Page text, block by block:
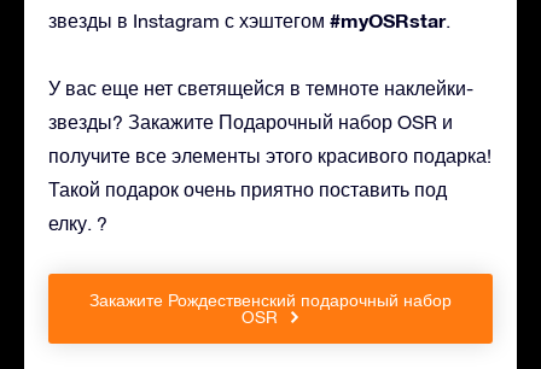
звезды в Instagram с хэштегом #myOSRstar.
У вас еще нет светящейся в темноте наклейки-
звезды? Закажите Подарочный набор OSR и
получите все элементы этого красивого подарка!
Такой подарок очень приятно поставить под
елку. ?
Закажите Рождественский подарочный набор
OSR